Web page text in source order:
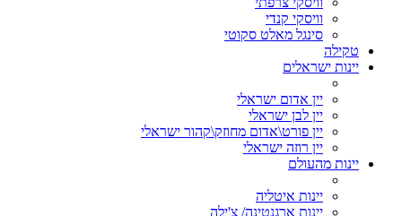
וויסקי קנדי
סינגל מאלט סקוטי
טקילה
יינות ישראלים
יין אדום ישראלי
יין לבן ישראלי
יין פורט\אדום מחוזק\קהור ישראלי
יין רוזה ישראלי
יינות מהעולם
יינות איטליה
יינות ארגנטינה/ צ'ילה